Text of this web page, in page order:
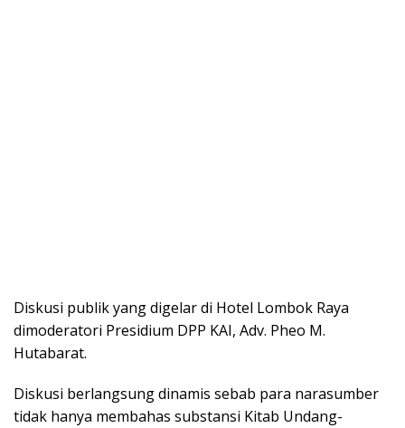
Diskusi publik yang digelar di Hotel Lombok Raya
dimoderatori Presidium DPP KAI, Adv. Pheo M.
Hutabarat.
Diskusi berlangsung dinamis sebab para narasumber
tidak hanya membahas substansi Kitab Undang-